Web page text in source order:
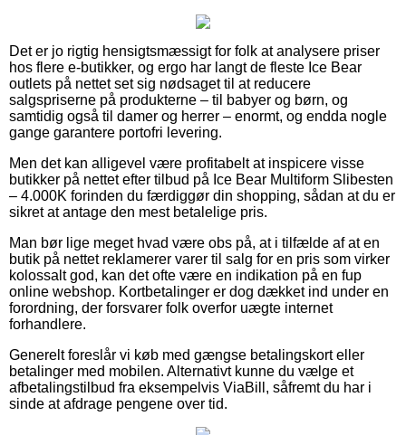
Det er jo rigtig hensigtsmæssigt for folk at analysere priser
hos flere e-butikker, og ergo har langt de fleste Ice Bear
outlets på nettet set sig nødsaget til at reducere
salgspriserne på produkterne – til babyer og børn, og
samtidig også til damer og herrer – enormt, og endda nogle
gange garantere portofri levering.
Men det kan alligevel være profitabelt at inspicere visse
butikker på nettet efter tilbud på Ice Bear Multiform Slibesten
– 4.000K forinden du færdiggør din shopping, sådan at du er
sikret at antage den mest betalelige pris.
Man bør lige meget hvad være obs på, at i tilfælde af at en
butik på nettet reklamerer varer til salg for en pris som virker
kolossalt god, kan det ofte være en indikation på en fup
online webshop. Kortbetalinger er dog dækket ind under en
forordning, der forsvarer folk overfor uægte internet
forhandlere.
Generelt foreslår vi køb med gængse betalingskort eller
betalinger med mobilen. Alternativt kunne du vælge et
afbetalingstilbud fra eksempelvis ViaBill, såfremt du har i
sinde at afdrage pengene over tid.